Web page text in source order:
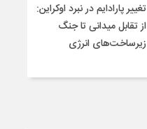
تغییر پارادایم در نبرد اوکراین:
از تقابل میدانی تا جنگ
زیرساخت‌های انرژی